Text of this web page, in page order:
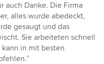
auch Danke. Die Firma
alles wurde abedeckt,
gesaugt und das
Sie arbeiteten schnell
kann in mit besten